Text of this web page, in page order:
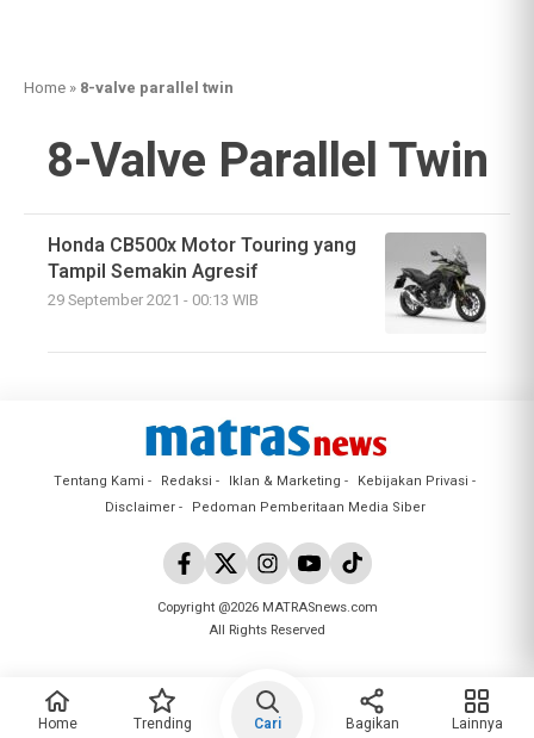
Home » 8-valve parallel twin
8-Valve Parallel Twin
Honda CB500x Motor Touring yang
Tampil Semakin Agresif
29 September 2021 - 00:13 WIB
Tentang Kami Redaksi Iklan & Marketing
Kebijakan Privasi
Disclaimer
Pedoman Pemberitaan Media Siber
Copyright @2026 MATRASnews.com
All Rights Reserved
Home Trending Cari Bagikan Lainnya